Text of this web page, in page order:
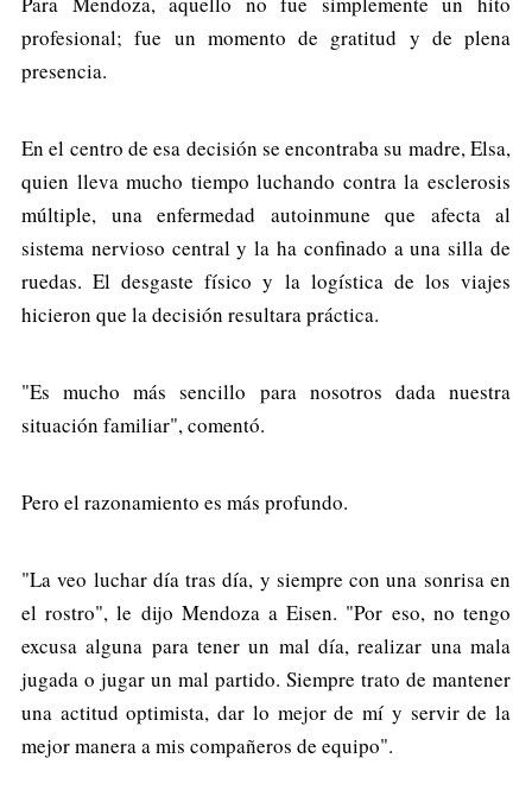
profesional; fue un momento de gratitud y de plena
presencia.
En el centro de esa decisión se encontraba su madre, Elsa,
quien lleva mucho tiempo luchando contra la esclerosis
múltiple, una enfermedad autoinmune que afecta al
sistema nervioso central y la ha confinado a una silla de
ruedas. El desgaste físico y la logística de los viajes
hicieron que la decisión resultara práctica.
"Es mucho más sencillo para nosotros dada nuestra
situación familiar", comentó.
Pero el razonamiento es más profundo.
"La veo luchar día tras día, y siempre con una sonrisa en
el rostro", le dijo Mendoza a Eisen. "Por eso, no tengo
excusa alguna para tener un mal día, realizar una mala
jugada o jugar un mal partido. Siempre trato de mantener
una actitud optimista, dar lo mejor de mí y servir de la
mejor manera a mis compañeros de equipo".